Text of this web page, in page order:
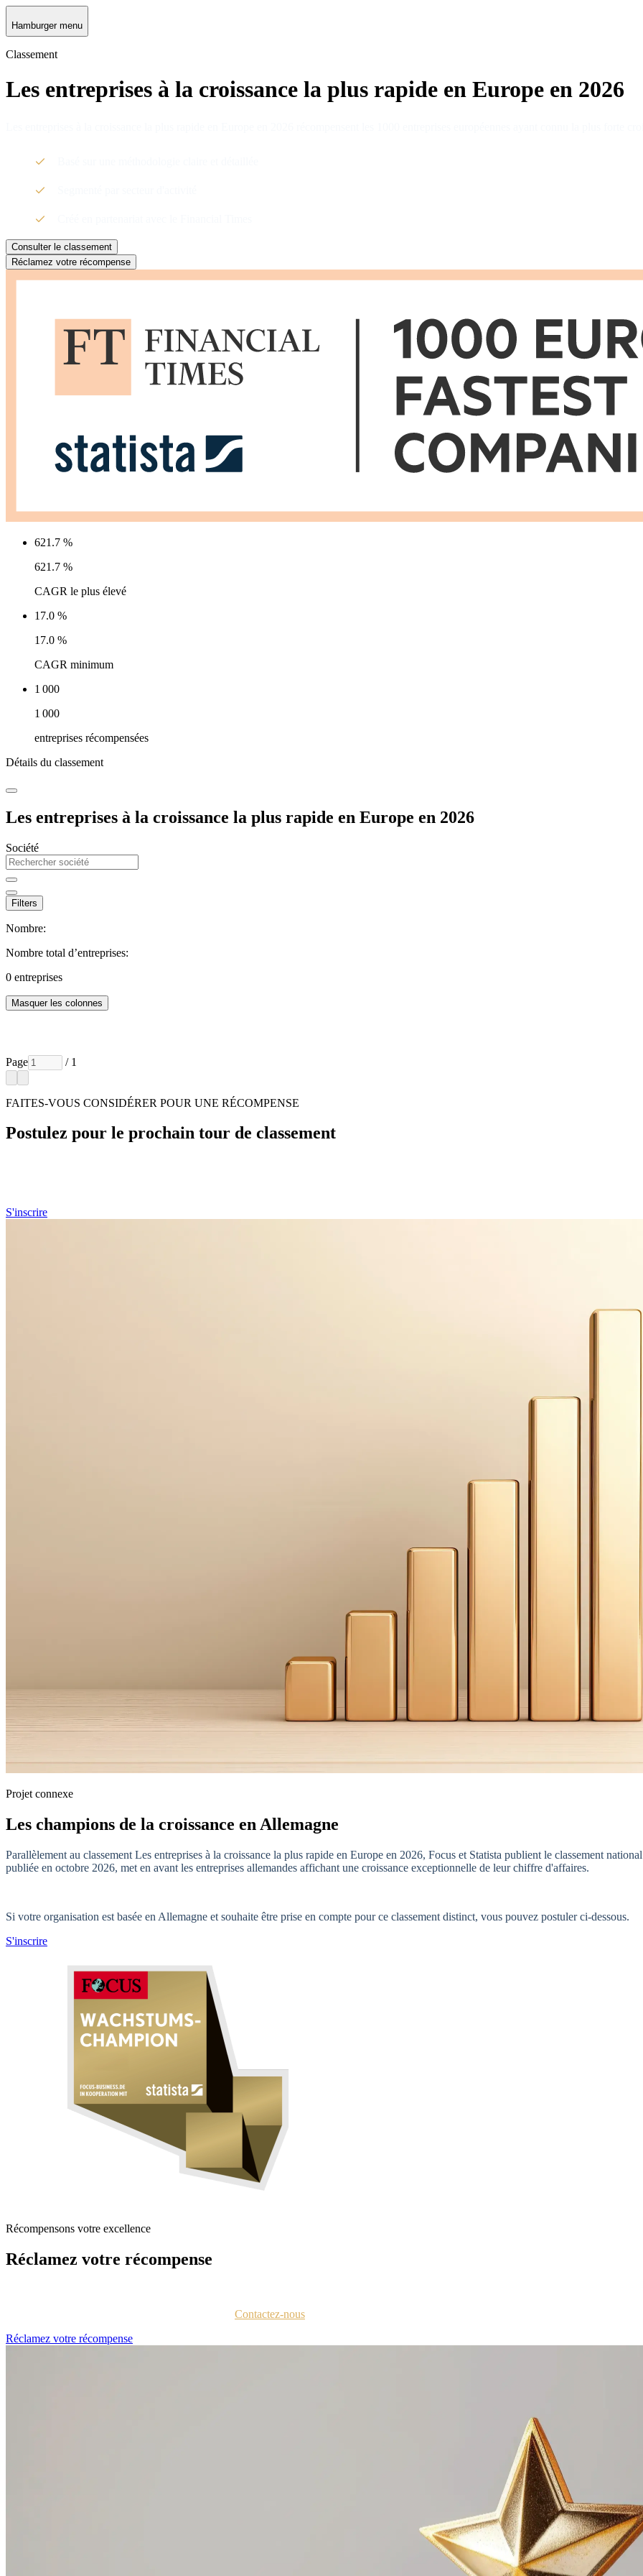
Hamburger menu
Classement
Les entreprises à la croissance la plus rapide en Europe en 2026
Consulter le classement
Réclamez votre récompense
621.7 %
621.7 %
CAGR le plus élevé
17.0 %
17.0 %
CAGR minimum
1 000
1 000
entreprises récompensées
Détails du classement
Les entreprises à la croissance la plus rapide en Europe en 2026
Société
Filters
Nombre:
Nombre total d’entreprises:
0 entreprises
Masquer les colonnes
Page / 1
FAITES-VOUS CONSIDÉRER POUR UNE RÉCOMPENSE
Postulez pour le prochain tour de classement
S'inscrire
Projet connexe
Les champions de la croissance en Allemagne
Parallèlement au classement Les entreprises à la croissance la plus rapide en Europe en 2026, Focus et Statista publient le classement
publiée en octobre 2026, met en avant les entreprises allemandes affichant une croissance exceptionnelle de leur chiffre d'affaires.
Si votre organisation est basée en Allemagne et souhaite être prise en compte pour ce classement distinct, vous pouvez postuler ci-dessous.
S'inscrire
Récompensons votre excellence
Réclamez votre récompense
Contactez-nous
Réclamez votre récompense